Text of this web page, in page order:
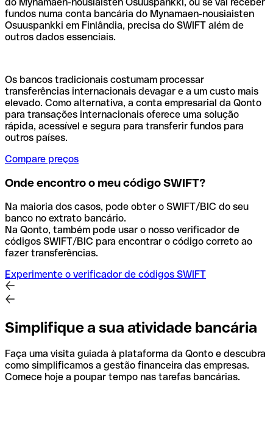
do Mynamaen-nousiaisten Osuuspankki, ou se vai receber
fundos numa conta bancária do Mynamaen-nousiaisten
Osuuspankki em Finlândia, precisa do SWIFT além de
outros dados essenciais.
Os bancos tradicionais costumam processar
transferências internacionais devagar e a um custo mais
elevado. Como alternativa, a conta empresarial da Qonto
para transações internacionais oferece uma solução
rápida, acessível e segura para transferir fundos para
outros países.
Compare preços
Onde encontro o meu código SWIFT?
Na maioria dos casos, pode obter o SWIFT/BIC do seu
banco no extrato bancário.
Na Qonto, também pode usar o nosso verificador de
códigos SWIFT/BIC para encontrar o código correto ao
fazer transferências.
Experimente o verificador de códigos SWIFT
Simplifique a sua atividade bancária
Faça uma visita guiada à plataforma da Qonto e descubra
como simplificamos a gestão financeira das empresas.
Comece hoje a poupar tempo nas tarefas bancárias.